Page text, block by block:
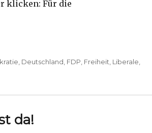
klicken: Für die
, Deutschland, FDP, Freiheit, Liberale,
da!